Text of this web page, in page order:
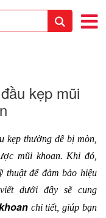
kẹp mũi
kẹp thường dễ bị mòn,
mũi khoan. Khi đó,
thuật để đảm bảo hiệu
dưới đây sẽ cung
chi tiết, giúp bạn